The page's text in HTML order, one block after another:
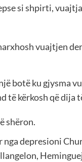
si shpirti,
vuajtjen
botë ku gjysma
të kërkosh që dija
shëron.
nga depresioni